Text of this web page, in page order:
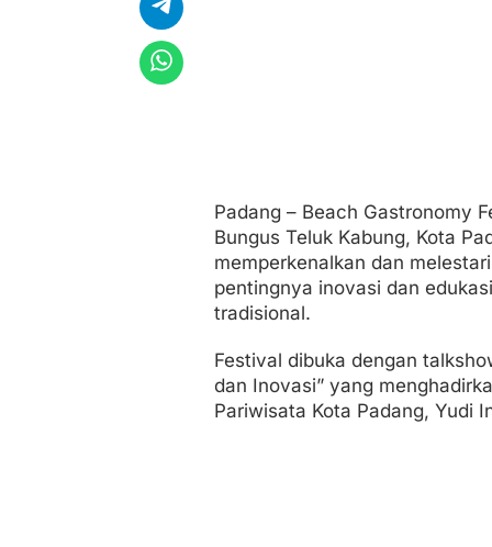
Padang – Beach Gastronomy
Bungus Teluk Kabung, Kota
memperkenalkan dan
pentingnya inovasi dan
tradisional.
Festival dibuka dengan
dan Inovasi” yang
Pariwisata Kota Padang, Yudi